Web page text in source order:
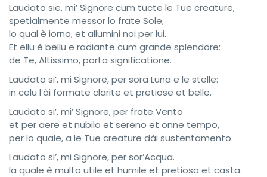
Laudato sie, mi’ Signore cum tucte le Tue creature,
spetialmente messor lo frate Sole,
lo qual è iorno, et allumini noi per lui.
Et ellu è bellu e radiante cum grande splendore:
de Te, Altissimo, porta significatione.
Laudato si’, mi Signore, per sora Luna e le stelle:
in celu l’ài formate clarite et pretiose et belle.
Laudato si’, mi’ Signore, per frate Vento
et per aere et nubilo et sereno et onne tempo,
per lo quale, a le Tue creature dài sustentamento.
Laudato si’, mi Signore, per sor’Acqua.
la quale è multo utile et humile et pretiosa et casta.